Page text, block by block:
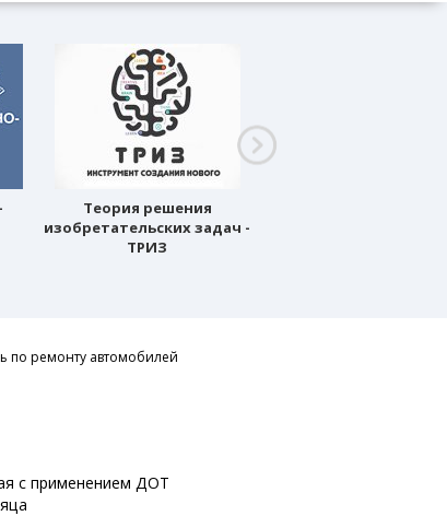
Теория решения
изобретательских задач -
ТРИЗ
по ремонту автомобилей
с применением ДОТ